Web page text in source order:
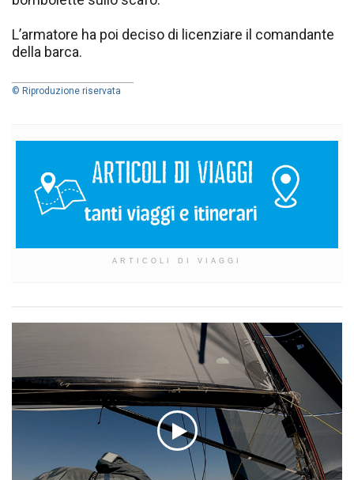
L’armatore ha poi deciso di licenziare il comandante
della barca.
© Riproduzione riservata
ARTICOLI DI VIAGGI